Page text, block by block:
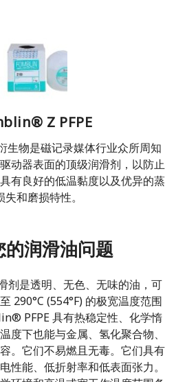
Z PFPE
生物是磁记录媒体行业众所周知
动器表面的顶级润滑剂，以防止
有良好的低温黏度以及优异的蒸
失和磨损特性。
的润滑油问题
剂是透明、无色、无味的油，可
290°C (554°F) 的极宽温度范围
PFPE 具有热稳定性、化学惰
度下也能与金属、氢化聚合物、
。它们不易燃且无毒。它们具有
性能、低折射率和低表面张力。